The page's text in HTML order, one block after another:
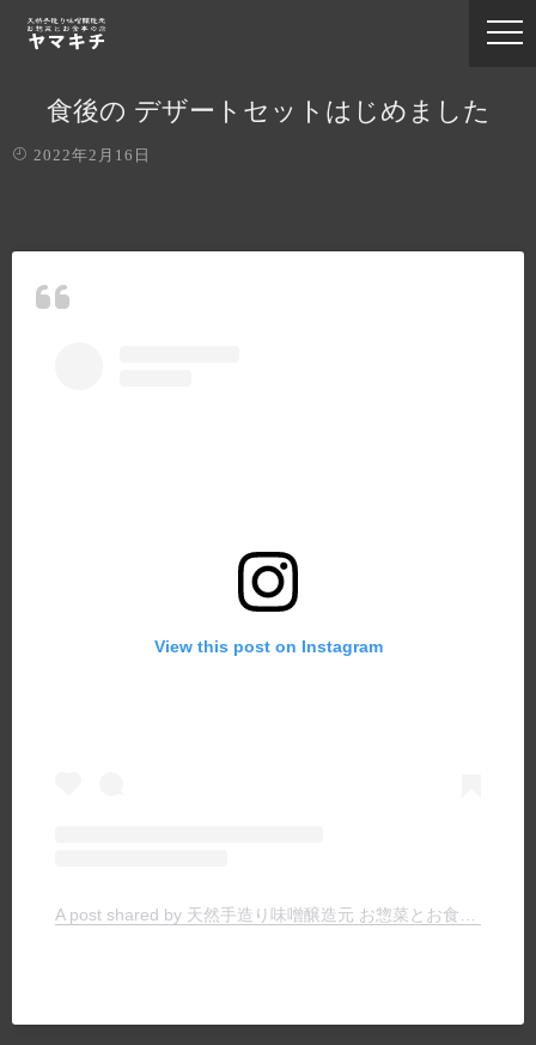
食後の デザートセットはじめました️
2022年2月16日
View this post on Instagram